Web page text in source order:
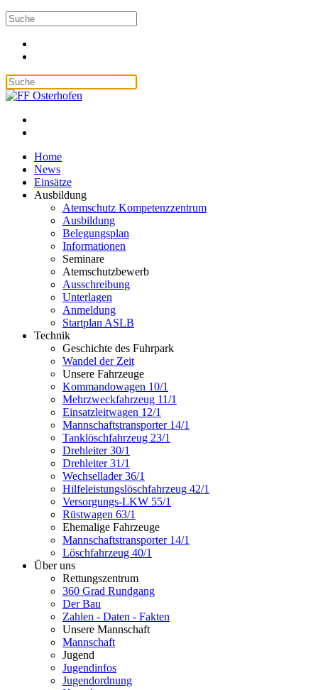
Home
News
Einsätze
Ausbildung
Atemschutz Kompetenzzentrum
Ausbildung
Belegungsplan
Informationen
Seminare
Atemschutzbewerb
Ausschreibung
Unterlagen
Anmeldung
Startplan ASLB
Technik
Geschichte des Fuhrpark
Wandel der Zeit
Unsere Fahrzeuge
Kommandowagen 10/1
Mehrzweckfahrzeug 11/1
Einsatzleitwagen 12/1
Mannschaftstransporter 14/1
Tanklöschfahrzeug 23/1
Drehleiter 30/1
Drehleiter 31/1
Wechsellader 36/1
Hilfeleistungslöschfahrzeug 42/1
Versorgungs-LKW 55/1
Rüstwagen 63/1
Ehemalige Fahrzeuge
Mannschaftstransporter 14/1
Löschfahrzeug 40/1
Über uns
Rettungszentrum
360 Grad Rundgang
Der Bau
Zahlen - Daten - Fakten
Unsere Mannschaft
Mannschaft
Jugend
Jugendinfos
Jugendordnung